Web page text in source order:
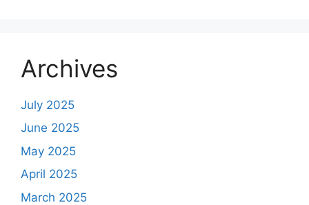
Archives
July 2025
June 2025
May 2025
April 2025
March 2025